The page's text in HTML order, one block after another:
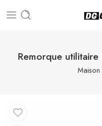
Remorque
Maison